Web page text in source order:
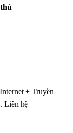
+ Truyền
Liên hệ